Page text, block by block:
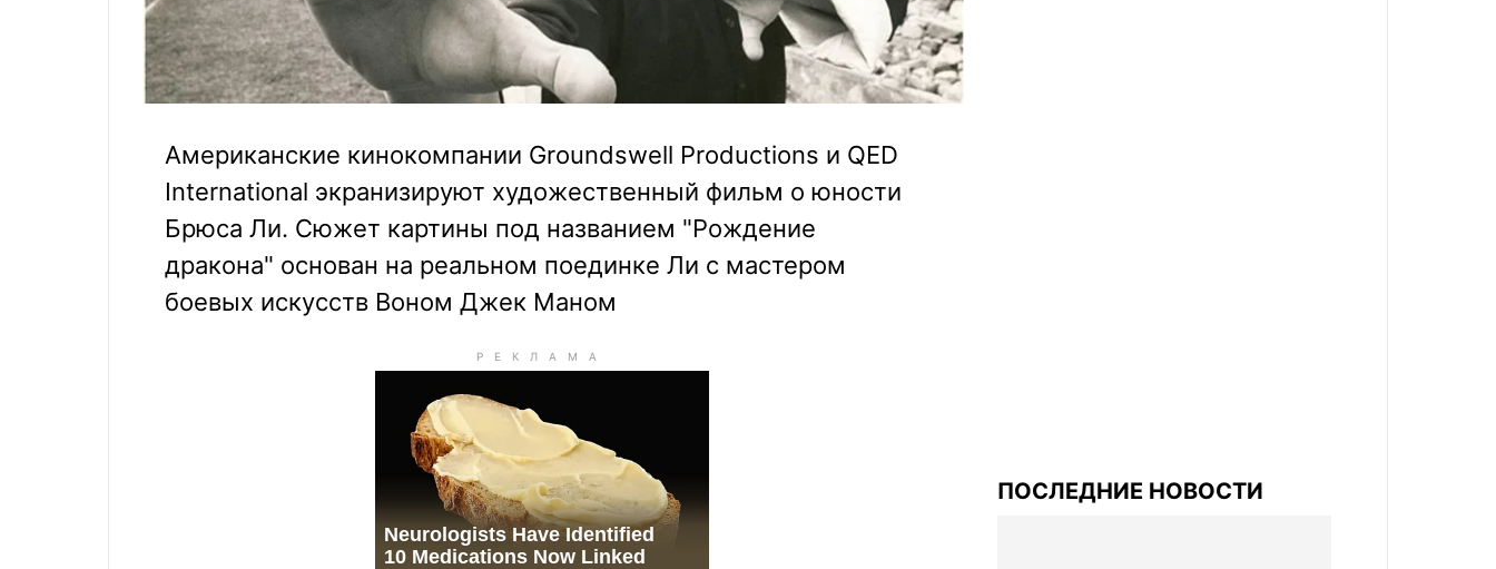
Американские кинокомпании Groundswell Productions и QED
International экранизируют художественный фильм о юности
Брюса Ли. Сюжет картины под названием "Рождение
дракона" основан на реальном поединке Ли с мастером
боевых искусств Воном Джек Маном
ПОСЛЕДНИЕ НОВОСТИ